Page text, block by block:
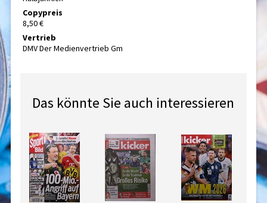
Copypreis
8,50 €
Vertrieb
DMV Der Medienvertrieb Gm
Das könnte Sie auch interessieren